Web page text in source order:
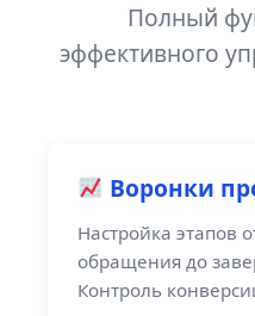
Полный
эффективного
Воронки
Настройка этапов
обращения до
Контроль